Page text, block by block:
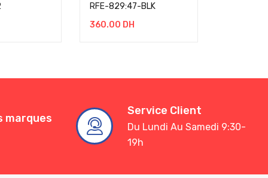
RFE-829:47-BLK
360.00 DH
marques
Service Client
Du Lundi Au Samedi 9:30-
19h